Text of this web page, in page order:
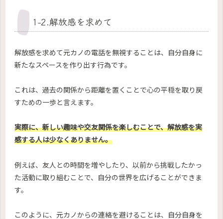
1-2.解放感を求めて
解放感を求めて元カノの電話を無視することは、自分自身に
新たなスペースを作り出す行為です。
これは、過去の関係から距離を置くことで心の平穏を取り戻
すための一歩と言えます。
実際に、新しい趣味や交友関係を楽しむことで、解放感を実
感する人は少なくありません。
例えば、友人との時間を増やしたり、以前から挑戦したかっ
た活動に取り組むことで、自分の世界を広げることができま
す。
このように、元カノからの連絡を避けることは、自分自身を